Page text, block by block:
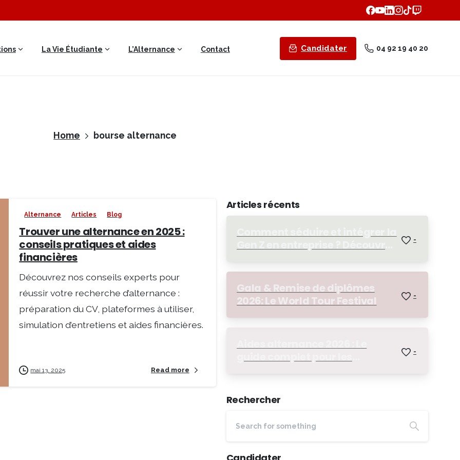
La Vie Étudiante L’Alternance Contact Candidater 04 92 19 40 20
Home bourse alternance
Alternance Articles Blog
Trouver une alternance en 2025 :
conseils pratiques et aides
financières
Découvrez nos conseils experts pour
réussir votre recherche d’alternance :
préparation du CV, plateformes à utiliser,
simulation d’entretiens et aides financières.
mai 13, 2025 Read more
Articles récents
-
Gala & Remise de diplômes
2026: Le World Tour Festival
-
-
Rechercher